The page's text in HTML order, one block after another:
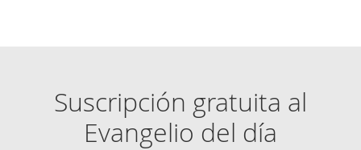
Suscripción gratuita al
Evangelio del día